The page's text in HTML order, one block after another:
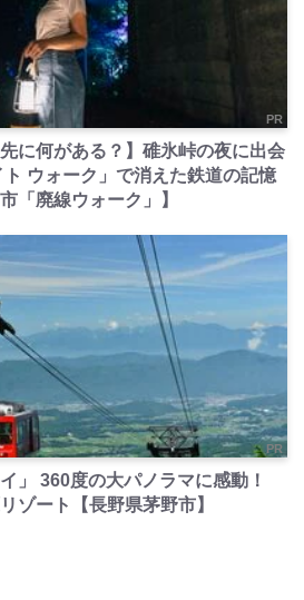
PR
に何がある？】碓氷峠の夜に出会
ウォーク」で消えた鉄道の記憶
「廃線ウォーク」】
PR
」 360度の大パノラマに感動！
ゾート【長野県茅野市】